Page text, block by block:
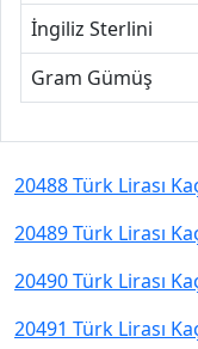
İngiliz Sterlini
Gram Gümüş
20488 Türk Lirası
20489 Türk Lirası
20490 Türk Lirası
20491 Türk Lirası